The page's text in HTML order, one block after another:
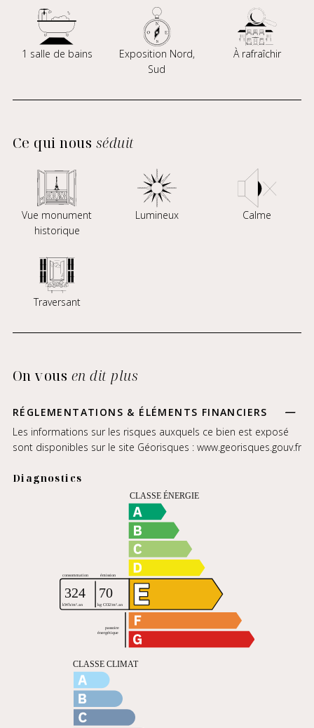
1 salle de bains
Exposition Nord,
Sud
À rafraîchir
Ce qui nous séduit
Vue monument
historique
Lumineux Calme
Traversant
On vous en dit plus
RÉGLEMENTATIONS & ÉLÉMENTS FINANCIERS
Les informations sur les risques auxquels ce bien est exposé
sont disponibles sur le site Géorisques : www.georisques.gouv.fr
Diagnostics